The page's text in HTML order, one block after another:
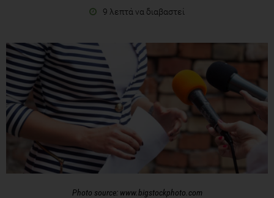
9 λεπτά να διαβαστεί
Photo source: www.bigstockphoto.com